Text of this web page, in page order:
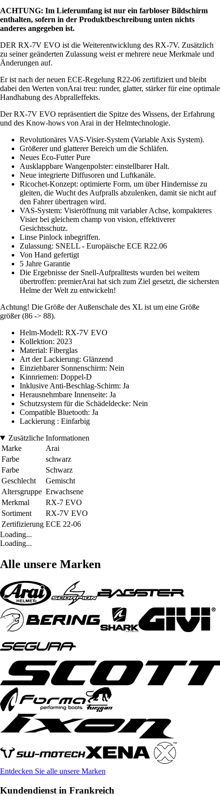
ACHTUNG: Im Lieferumfang ist nur ein farbloser Bildschirm
enthalten, sofern in der Produktbeschreibung unten nichts
anderes angegeben ist.
DER RX-7V EVO ist die Weiterentwicklung des RX-7V. Zusätzlich
zu seiner geänderten Zulassung weist er mehrere neue Merkmale und
Änderungen auf.
Er ist nach der neuen ECE-Regelung R22-06 zertifiziert und bleibt
dabei den Werten vonArai treu: runder, glatter, stärker für eine optimale
Handhabung des Abpralleffekts.
Der RX-7V EVO repräsentiert die Spitze des Wissens, der Erfahrung
und des Know-hows von Arai in der Helmtechnologie.
Revolutionäres VAS-Visier-System (Variable Axis System).
Größerer und glatterer Bereich um die Schläfen.
Neues Eco-Futter Pure
Ausklappbare Wangenpolster: einstellbarer Halt.
Neue integrierte Diffusoren und Luftkanäle.
Ricochet-Konzept: optimierte Form, um über Hindernisse zu
gleiten, die Wucht des Aufpralls abzulenken, damit sie nicht auf
den Fahrer übertragen wird.
VAS-System: Visieröffnung mit variabler Achse, kompakteres
Visier bei gleichem champ von vision, effektiverer
Gesichtsschutz.
Linse Pinlock inbegriffen.
Zulassung: SNELL - Europäische ECE R22.06
Von Hand gefertigt
5 Jahre Garantie
Die Ergebnisse der Snell-Aufpralltests wurden bei weitem
übertroffen: premierArai hat sich zum Ziel gesetzt, die sichersten
Helme der Welt zu entwickeln!
Achtung! Die Größe der Außenschale des XL ist um eine Größe
größer (86 -> 88).
Helm-Modell: RX-7V EVO
Kollektion: 2023
Material: Fiberglas
Art der Lackierung: Glänzend
Einziehbarer Sonnenschirm: Nein
Kinnriemen: Doppel-D
Inklusive Anti-Beschlag-Schirm: Ja
Herausnehmbare Innenseite: Ja
Schutzsystem für die Schädeldecke: Nein
Compatible Bluetooth: Ja
Lackierung : Einfarbig
Zusätzliche Informationen
Marke
Arai
Farbe
schwarz
Farbe
Schwarz
Geschlecht
Gemischt
Altersgruppe Erwachsene
Merkmal
RX-7 EVO
Sortiment
RX-7V EVO
Zertifizierung ECE 22-06
Loading...
Loading...
Alle unsere Marken
Entdecken Sie alle unsere Marken
Kundendienst in Frankreich